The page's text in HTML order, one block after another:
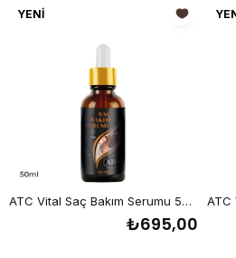
ATC Vital Saç Bakım Serumu 50 ml
₺695,00
YENI